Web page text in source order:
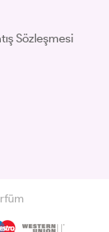
Sözleşmesi